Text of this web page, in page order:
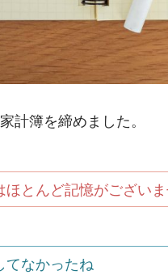
計簿を締めました。
ほとんど記憶がござい
てなかったね